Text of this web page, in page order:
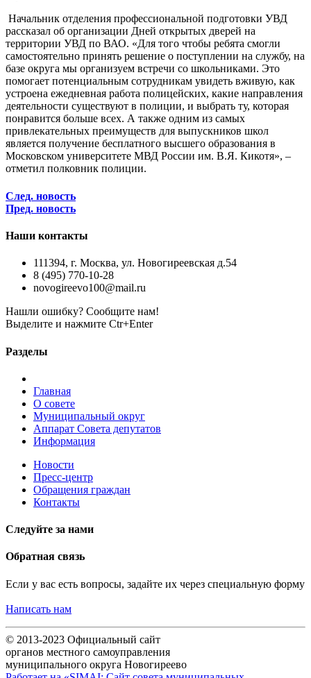
Начальник отделения профессиональной подготовки УВД
рассказал об организации Дней открытых дверей на
территории УВД по ВАО. «Для того чтобы ребята смогли
самостоятельно принять решение о поступлении на службу, на
базе округа мы организуем встречи со школьниками. Это
помогает потенциальным сотрудникам увидеть вживую, как
устроена ежедневная работа полицейских, какие направления
деятельности существуют в полиции, и выбрать ту, которая
понравится больше всех. А также одним из самых
привлекательных преимуществ для выпускников школ
является получение бесплатного высшего образования в
Московском университете МВД России им. В.Я. Кикотя», –
отметил полковник полиции.
След. новость
Пред. новость
Наши контакты
111394, г. Москва, ул. Новогиреевская д.54
8 (495) 770-10-28
novogireevo100@mail.ru
Нашли ошибку? Сообщите нам!
Выделите и нажмите Ctr+Enter
Разделы
Главная
О совете
Муниципальный округ
Аппарат Совета депутатов
Информация
Новости
Пресс-центр
Обращения граждан
Контакты
Следуйте за нами
Обратная связь
Если у вас есть вопросы, задайте их через специальную форму
Написать нам
© 2013-2023 Официальный сайт
органов местного самоуправления
муниципального округа Новогиреево